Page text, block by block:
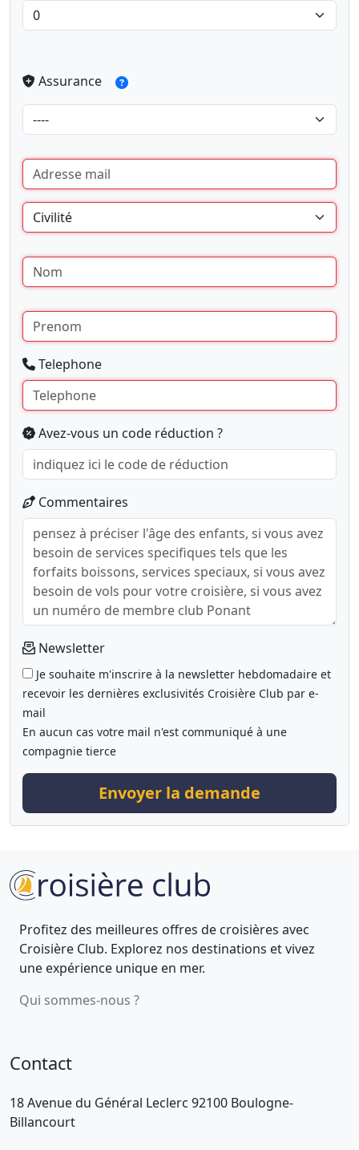
Assurance
Telephone
Avez-vous un code réduction ?
Commentaires
Newsletter
Je souhaite m'inscrire à la newsletter hebdomadaire et
recevoir les dernières exclusivités Croisière Club par e-
mail
En aucun cas votre mail n'est communiqué à une
compagnie tierce
Envoyer la demande
Profitez des meilleures offres de croisières avec
Croisière Club. Explorez nos destinations et vivez
une expérience unique en mer.
Qui sommes-nous ?
Contact
18 Avenue du Général Leclerc 92100 Boulogne-
Billancourt